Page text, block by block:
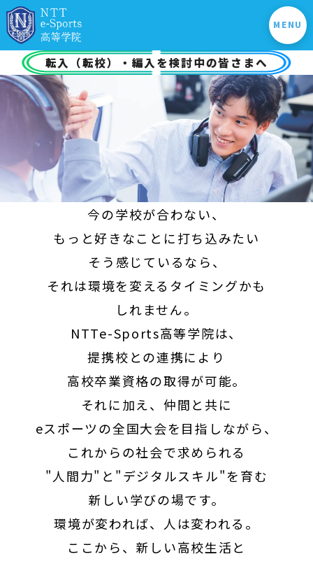
MENU
転入（転校）・編入を検討中の皆さまへ
今の学校が合わない、
もっと好きなことに打ち込みたい
――そう感じているなら、
それは環境を変えるタイミングかも
しれません。
NTTe-Sports高等学院は、
提携校との連携により
高校卒業資格の取得が可能。
それに加え、仲間と共に
eスポーツの全国大会を目指しながら、
これからの社会で求められる
"人間力"と"デジタルスキル"を育む
新しい学びの場です。
環境が変われば、人は変われる。
ここから、新しい高校生活と